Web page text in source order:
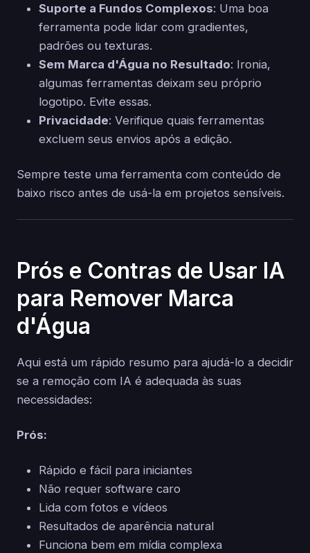
Suporte a Fundos Complexos: Uma boa
ferramenta pode lidar com gradientes,
padrões ou texturas.
Sem Marca d'Água no Resultado: Ironia,
algumas ferramentas deixam seu próprio
logotipo. Evite essas.
Privacidade: Verifique quais ferramentas
excluem seus envios após a edição.
Sempre teste uma ferramenta com conteúdo de
baixo risco antes de usá-la em projetos sensíveis.
Prós e Contras de Usar IA
para Remover Marca
d'Água
Aqui está um rápido resumo para ajudá-lo a decidir
se a remoção com IA é adequada às suas
necessidades:
Prós:
Rápido e fácil para iniciantes
Não requer software caro
Lida com fotos e vídeos
Resultados de aparência natural
Funciona bem em mídia complexa